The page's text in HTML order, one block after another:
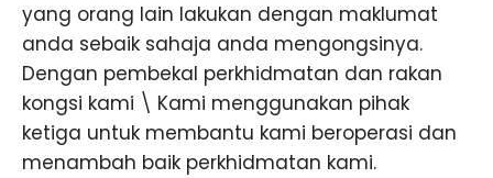
yang orang lain lakukan dengan maklumat
anda sebaik sahaja anda mengongsinya.
Dengan pembekal perkhidmatan dan rakan
kongsi kami \ Kami menggunakan pihak
ketiga untuk membantu kami beroperasi dan
menambah baik perkhidmatan kami.